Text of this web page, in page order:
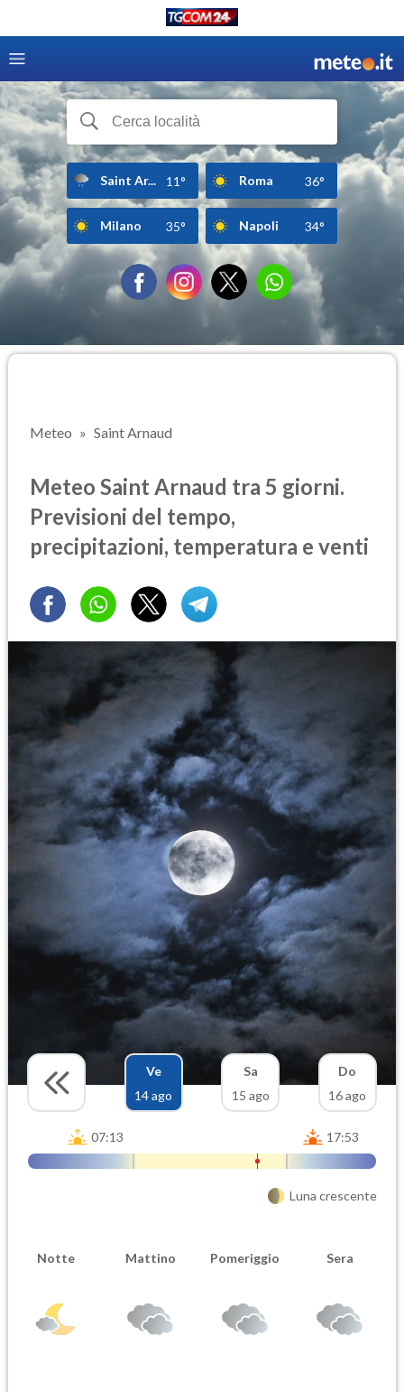
Saint Ar... 11° Roma 36°
Milano 35° Napoli 34°
Meteo Saint Arnaud
Meteo Saint Arnaud tra 5 giorni.
Previsioni del tempo,
precipitazioni, temperatura e venti
Ve
14 ago
Sa
15 ago
Do
16 ago
07:13 17:53
Luna crescente
Notte Mattino Pomeriggio Sera